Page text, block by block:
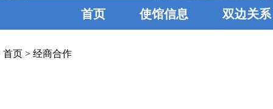
首页 使馆信息 双边关系
首页 > 经商合作